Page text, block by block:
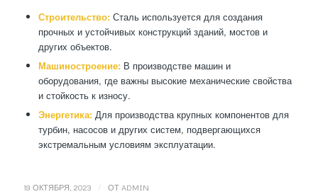
Строительство:Сталь используется для создания
прочных и устойчивых конструкций зданий, мостов и
других объектов.
Машиностроение:В производстве машин и
оборудования, где важны высокие механические свойства
и стойкость к износу.
Энергетика:Для производства крупных компонентов для
турбин, насосов и других систем, подвергающихся
экстремальным условиям эксплуатации.
19 ОКТЯБРЯ, 2023 ОТ ADMIN